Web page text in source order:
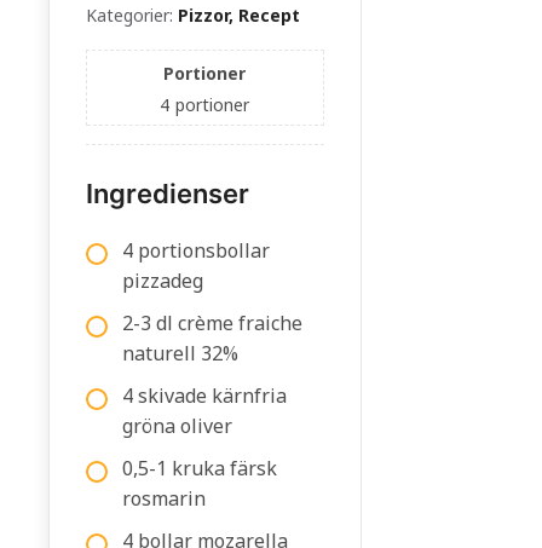
Kategorier: Pizzor, Recept
Portioner
4 portioner
Ingredienser
4 portionsbollar
pizzadeg
2-3 dl crème fraiche
naturell 32%
4 skivade kärnfria
gröna oliver
0,5-1 kruka färsk
rosmarin
4 bollar mozarella